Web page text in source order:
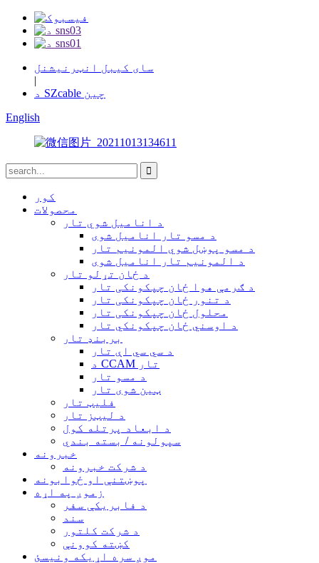
سای کیبل انټرنیشنل
|
د SZcable چین
English
کور
محصولات
د انامیل شوي تار
د مسو تار انامیل شوی
د مسو پوښل شوي المونیم تار
د المونیم تار انامیل شوی
د ځان تړلو تار
د ګرمې هوا ځان چپکونکی تار
د تنور ځان چپکونکی تار
محلول ځان چپکونکی تار
د اوسني ځان چپکونکي تار
بربنډ تار
د سي سي اې تار
د CCAM تار
د مسو تار
ټین شوی تار
فلیټ تار
د لیټز تار
د ابعاد پرتله کول
سپولونه / بسته بندي
خبرونه
د شرکت خبرونه
پوښتنې او ځوابونه
زموږ په اړه
د فابریکې سفر
سند
د شرکت کلتور
کښته کوونې
موږ سره اړیکه ونیسئ